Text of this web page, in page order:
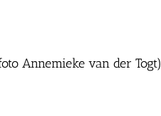
Annemieke van der Togt)